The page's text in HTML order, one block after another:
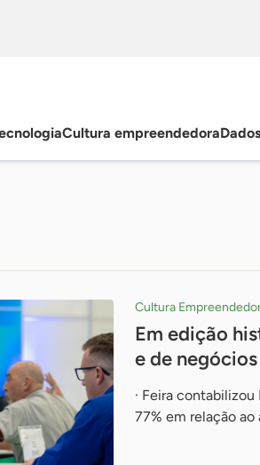
Cultura empreendedoraDados
Cultura
Em edição
e de negócios
· Feira
77% em relação